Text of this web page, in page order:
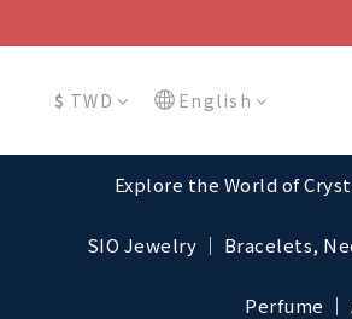
$ TWD English
Explore the World of
SIO Jewelry │ Bracelets,
Perfume │